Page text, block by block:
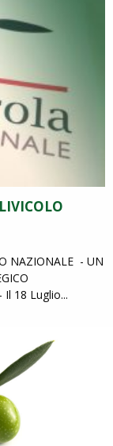
NAZIONALE - UN
Il 18 Luglio...